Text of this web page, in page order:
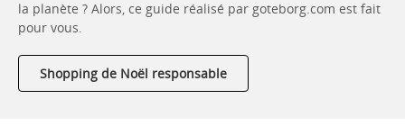
la planète ? Alors, ce guide réalisé par goteborg.com est fait
pour vous.
Shopping de Noël responsable